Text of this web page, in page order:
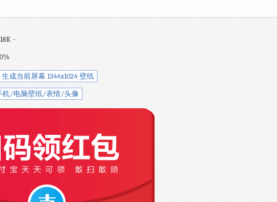
-
生成当前屏幕 1344x1024 壁纸
机/电脑壁纸/表情/头像